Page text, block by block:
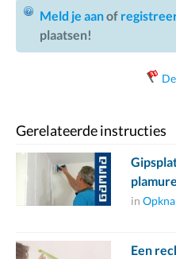
Meld je aanof
plaatsen!
Gerelateerde instructies
in
Een